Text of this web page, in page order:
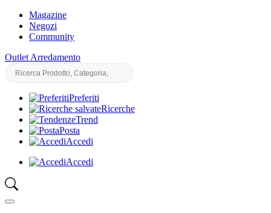
Magazine
Negozi
Community
Outlet Arredamento
Preferiti
Ricerche
Trend
Posta
Accedi
Accedi